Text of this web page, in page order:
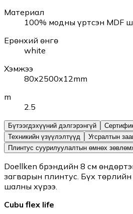
Материал
100% модны үртсэн MDF
Ерөнхий өнгө
white
Хэмжээ
80x2500x12mm
m
2.5
Бүтээгдэхүүний дэлгэрэнгүй
Техникийн үзүүлэлтүүд
Угсралтын
Плинтус суурилуулалтын өмнөх
Doellken брэндийн 8 см
загварын плинтус. Бүх
шалны хүрээ.
Cubu flex life